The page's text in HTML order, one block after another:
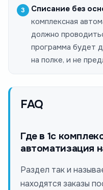
Списание без
комплексная
должно
программа будет
на полке, и не
FAQ
Где в 1с
автоматизация
Раздел так и
находятся заказы